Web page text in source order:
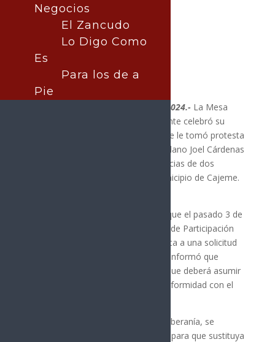
Publicado por:La nota central
Noticia del Día|POLÍTICA
7 mayo, 2024
Hermosillo, Sonora; 7 de mayo de 2024.- La Mesa
Directiva de la Diputación Permanente celebró su
primera sesión ordinaria en la que se le tomó protesta
como diputado propietario al ciudadano Joel Cárdenas
Sepúlveda y se aprobaron las renuncias de dos
regidores del Ayuntamiento del municipio de Cajeme.
En el primer acuerdo, se establece que el pasado 3 de
mayo el Instituto Estatal Electoral y de Participación
Ciudadana (IEE Sonora) dio respuesta a una solicitud
de este Poder Legislativo en la que informó que
Cárdenas Sepúlveda es la persona que deberá asumir
la suplencia de la diputación, de conformidad con el
En el acuerdo aprobado por esta soberanía, se
resolvió llamar al diputado suplente para que sustituya
Negocios
El Zancudo
Lo Digo Como
Es
Para los de a
Pie